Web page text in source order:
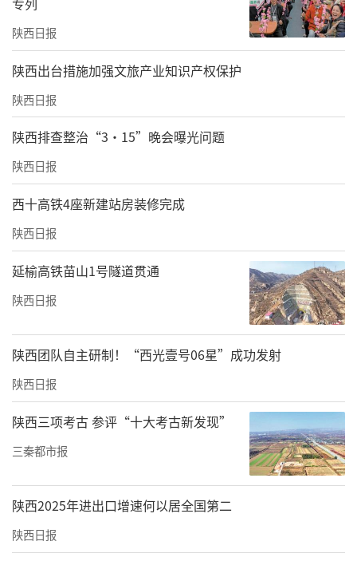
陕西日报
​陕西出台措施加强文旅产业知识产权保护
陕西日报
陕西排查整治“3·15”晚会曝光问题
陕西日报
西十高铁4座新建站房装修完成
陕西日报
延榆高铁苗山1号隧道贯通
陕西日报
陕西团队自主研制！“西光壹号06星”成功发射
陕西日报
陕西三项考古 参评“十大考古新发现”
三秦都市报
陕西2025年进出口增速何以居全国第二
陕西日报